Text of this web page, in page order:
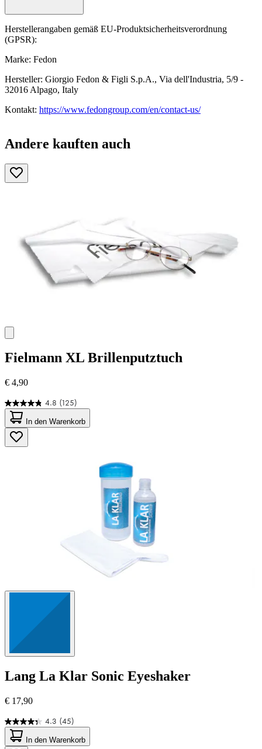
Herstellerangaben gemäß EU-Produktsicherheitsverordnung
(GPSR):
Marke: Fedon
Hersteller: Giorgio Fedon & Figli S.p.A., Via dell'Industria, 5/9 -
32016 Alpago, Italy
Kontakt: https://www.fedongroup.com/en/contact-us/
Andere kauften auch
Fielmann XL Brillenputztuch
€ 4,90
4.8 (125)
4.8
von
5
Sternen.
125
In den Warenkorb
Lang La Klar Sonic Eyeshaker
€ 17,90
4.3 (45)
4.3
von
5
In den Warenkorb